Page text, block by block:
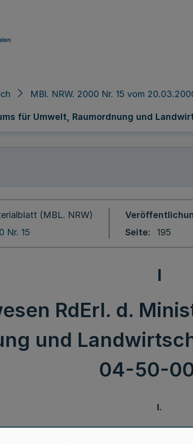
MBl. NRW. 2000 Nr. 15 vom
für Umwelt, Raumordnung und
(MBL. NRW)
Nr. 15
Seite
195
I
RdErl. d.
und
04-50-
I.